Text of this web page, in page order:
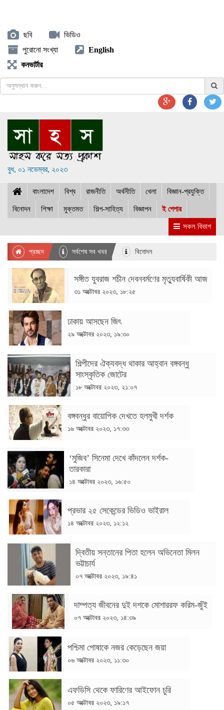
ছবি
ভিডিও
পুরোনো সংখ্যা
English
কনভার্টার
বুধ, ০১ নভেম্বর, ২০২৩
বাংলাদেশ বিশ্ব রাজনীতি অর্থনীতি খেলা বিজ্ঞান-প্রযুক্তি
বিনোদন শিক্ষা মুক্তমত শিল্প-সাহিত্য বিজ্ঞাপন ই পেপার
সকল বিভাগ
প্রচ্ছদ সর্বশেষ সব খবর বিনোদন
সঙ্গীত যুবরাজ শচীন দেবনবর্মণের মৃত্যুবার্ষিকী আজ
৩১ অক্টোবর ২০২৩, ১৮:২৫
ঢাকায় আসছেন জিৎ
২৯ অক্টোবর ২০২৩, ১৯:৩০
শিল্পীদের ঐক্যবদ্ধ থাকার আহ্বান বঙ্গবন্ধু
সাংস্কৃতিক জোটের
১৮ অক্টোবর ২০২৩, ২১:০৭
বঙ্গবন্ধুর বায়োপিক দেখতে হলমুখী দর্শক
১৬ অক্টোবর ২০২৩, ১৭:৩৩
‌‘মুজিব’ সিনেমা দেখে কাঁদলেন দর্শক-
তারকারা
১৪ অক্টোবর ২০২৩, ১৬:৫০
প্রভার ২৫ সেকেন্ডের ভিডিও ভাইরাল
১৪ অক্টোবর ২০২৩, ১২:১২
দ্বিতীয় সন্তানের পিতা হলেন অভিনেতা মিলন
ভট্টাচার্য
০৭ অক্টোবর ২০২৩, ১৯:৪১
দাম্পত্য জীবনের দুই দশকে মোশাররফ করিম-জুঁই
০৭ অক্টোবর ২০২৩, ১৪:৩৯
পশ্চিমা পোষাকে নজর কেড়েছেন জয়া
০৬ অক্টোবর ২০২৩, ১১:৩০
এফডিসি থেকে ফারিণের আইফোন চুরি
০৫ অক্টোবর ২০২৩, ১৯:১৭